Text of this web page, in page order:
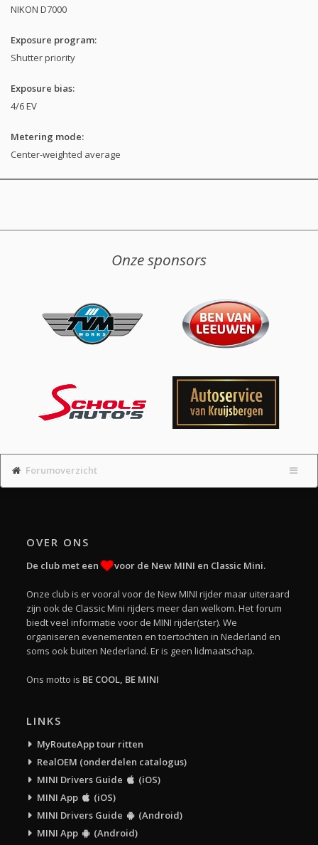
NIKON D7000
Exposure program:
Shutter priority
Exposure bias:
4/6 EV
Metering mode:
Center-weighted average
Onze sponsors
Forumoverzicht
OVER ONS
De club met een voor de New MINI en Classic Mini.
Onze club is er vooral voor de New MINI rijder maar uiteraard
zijn ook de Classic Mini rijders meer dan welkom. Het forum
biedt veel informatie voor de MINI rijder(ster). We
organiseren evenementen en toertochten in Nederland en
soms ook buiten Nederland. Er is geen lidmaatschap.
Ons motto is BE COOL, BE MINI
LINKS
MyRouteApp tour ritten
RealOEM (onderdelen catalogus)
MINI Drivers Guide
(iOS)
MINI App
(iOS)
MINI Drivers Guide
(Android)
MINI App
(Android)